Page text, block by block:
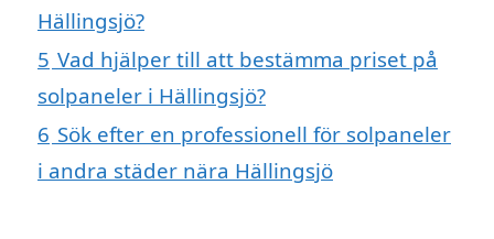
Hällingsjö?
5 Vad hjälper till att bestämma priset på
solpaneler i Hällingsjö?
6 Sök efter en professionell för solpaneler
i andra städer nära Hällingsjö